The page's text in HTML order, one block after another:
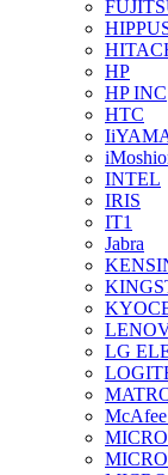
HP
HP INC
HTC
INTEL
IRIS
IT1
Jabra
LG